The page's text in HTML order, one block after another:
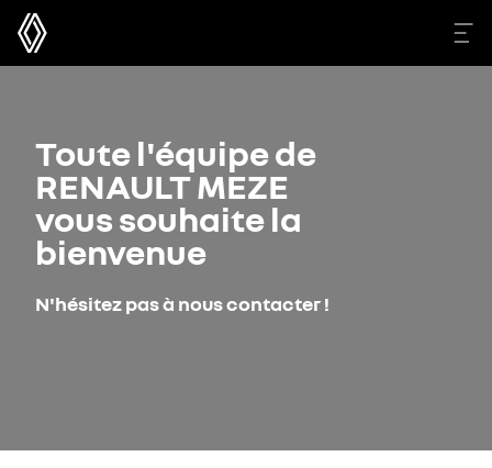
Toute l'équipe de
RENAULT MEZE
vous souhaite la
bienvenue
N'hésitez pas à nous contacter !